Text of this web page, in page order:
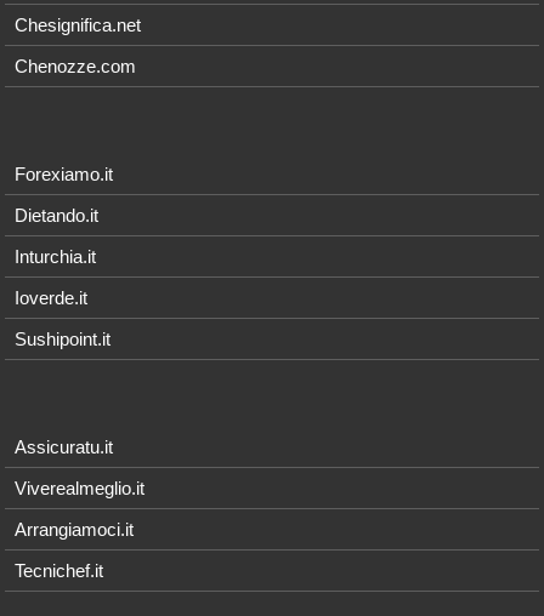
Chesignifica.net
Chenozze.com
Forexiamo.it
Dietando.it
Inturchia.it
Ioverde.it
Sushipoint.it
Assicuratu.it
Viverealmeglio.it
Arrangiamoci.it
Tecnichef.it